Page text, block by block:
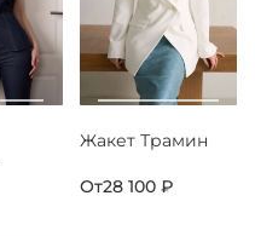
Жакет Трамин
От28 100 ₽